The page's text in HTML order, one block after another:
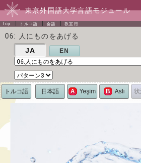
東京外国語大学言語モジュール
Top トルコ語 会話 教室用
06: 人にものをあげる
JA EN
トルコ語 日本語 A Yeşim B Aslı